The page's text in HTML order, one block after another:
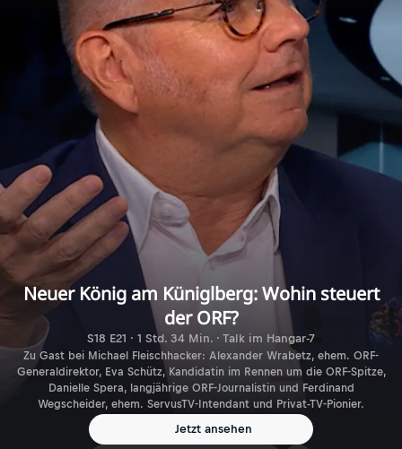
Neuer König am Küniglberg: Wohin steuert
der ORF?
S18 E21 · 1 Std. 34 Min. · Talk im Hangar-7
Zu Gast bei Michael Fleischhacker: Alexander Wrabetz, ehem. ORF-
Generaldirektor, Eva Schütz, Kandidatin im Rennen um die ORF-Spitze,
Danielle Spera, langjährige ORF-Journalistin und Ferdinand
Wegscheider, ehem. ServusTV-Intendant und Privat-TV-Pionier.
Jetzt ansehen